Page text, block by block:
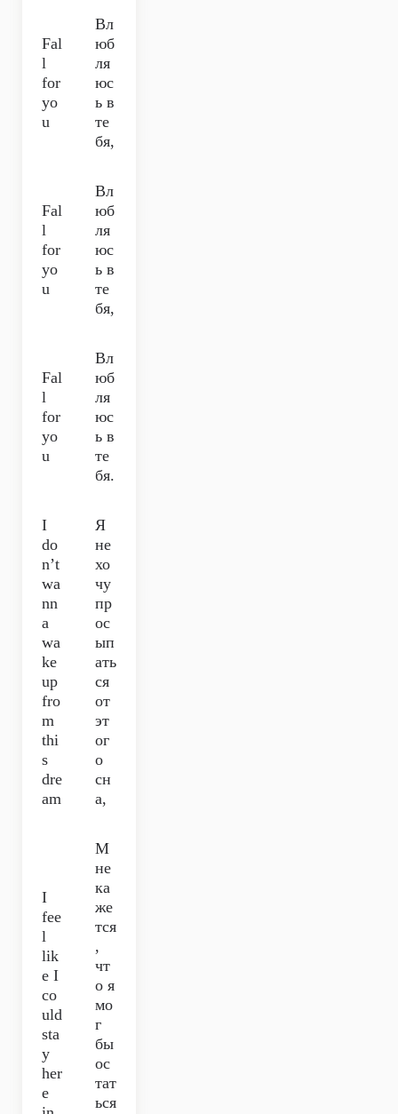
Fal
l
for
yo
u
Вл
юб
ля
юс
ь в
те
бя,
Fal
l
for
yo
u
Вл
юб
ля
юс
ь в
те
бя,
Fal
l
for
yo
u
Вл
юб
ля
юс
ь в
те
бя.
I
do
n’t
wa
nn
a
wa
ke
up
fro
m
thi
s
dre
am
Я
не
хо
чу
пр
ос
ып
ать
ся
от
эт
ог
о
сн
а,
I
fee
l
lik
e I
co
uld
sta
y
her
e
М
не
ка
же
тся
,
чт
о я
мо
г
бы
ос
тат
ься